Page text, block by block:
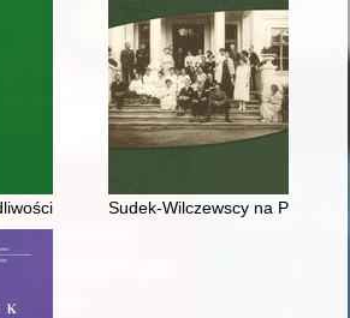
a opozycja w województwie
Sudek-Wilczewscy na Podlasiu